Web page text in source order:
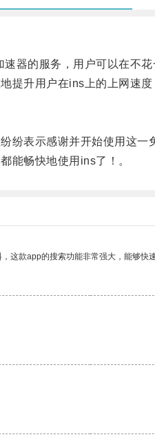
的服务，用户可以在不花
升用户在ins上的上网速度
表示感谢并开始使用这一
畅快地使用ins了！。
这款app的搜索功能非常强大，能够快